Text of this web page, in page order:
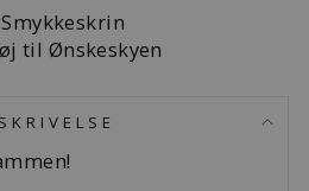
Smykkeskrin
til Ønskeskyen